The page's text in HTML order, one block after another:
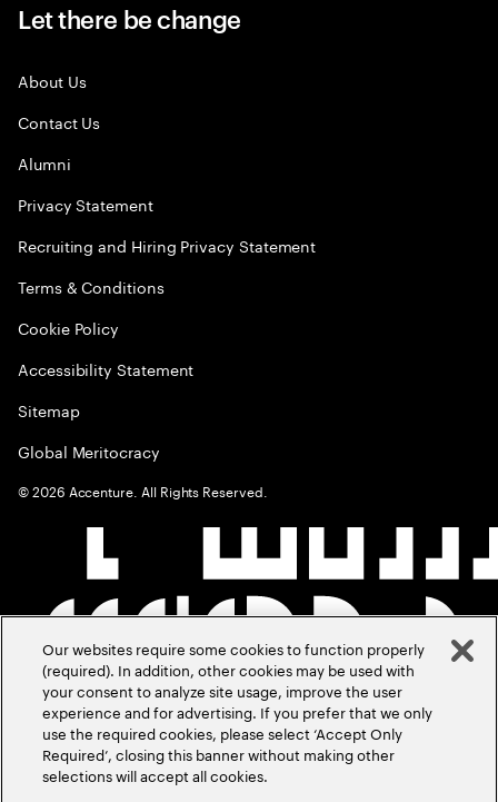
Let there be change
About Us
Contact Us
Alumni
Privacy Statement
Recruiting and Hiring Privacy Statement
Terms & Conditions
Cookie Policy
Accessibility Statement
Sitemap
Global Meritocracy
©2026 Accenture. All Rights Reserved.
Our websites require some cookies to function properly
(required). In addition, other cookies may be used with
your consent to analyze site usage, improve the user
experience and for advertising. If you prefer that we only
use the required cookies, please select ‘Accept Only
Required’, closing this banner without making other
selections will accept all cookies.